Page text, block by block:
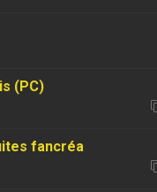
(PC)
fancréa